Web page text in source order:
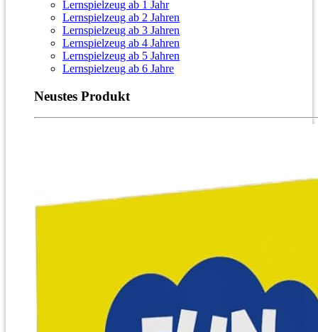
Lernspielzeug ab 1 Jahr
Lernspielzeug ab 2 Jahren
Lernspielzeug ab 3 Jahren
Lernspielzeug ab 4 Jahren
Lernspielzeug ab 5 Jahren
Lernspielzeug ab 6 Jahre
Neustes Produkt